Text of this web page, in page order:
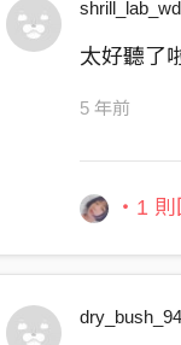
太好聽了
5 年前
・1